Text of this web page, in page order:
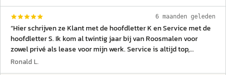
6 maanden geleden
“Hier schrijven ze Klant met de hoofdletter K en Service met de
hoofdletter S. Ik kom al twintig jaar bij van Roosmalen voor
zowel privé als lease voor mijn werk. Service is altijd top,
afspraken worden nagekomen (word ik blij van) en bij de
Ronald L.